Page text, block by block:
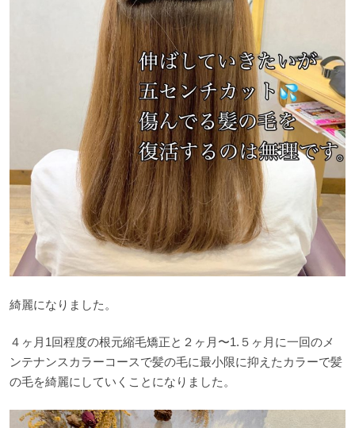
綺麗になりました。
４ヶ月1回程度の根元縮毛矯正と２ヶ月〜1.５ヶ月に一回のメ
ンテナンスカラーコースで髪の毛に最小限に抑えたカラーで髪
の毛を綺麗にしていくことになりました。